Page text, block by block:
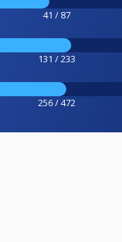
41 / 87
131 / 233
256 / 472